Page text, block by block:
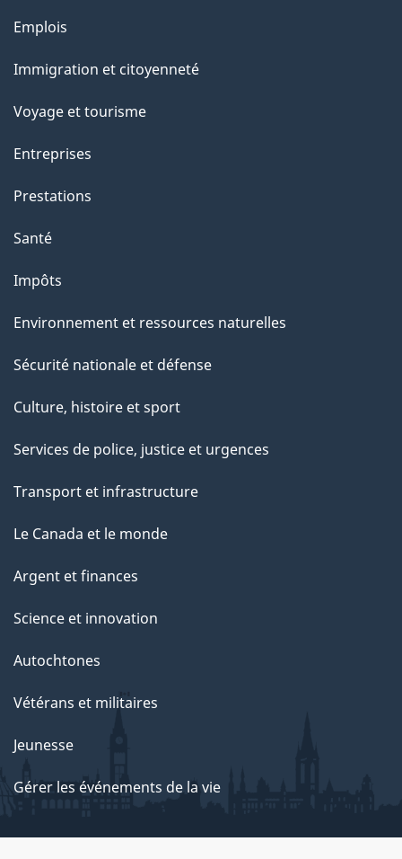
Thèmes
sujets
Emplois
Immigration et citoyenneté
Voyage et tourisme
Entreprises
Prestations
Santé
Impôts
Environnement et ressources naturelles
Sécurité nationale et défense
Culture, histoire et sport
Services de police, justice et urgences
Transport et infrastructure
Le Canada et le monde
Argent et finances
Science et innovation
Autochtones
Vétérans et militaires
Jeunesse
Gérer les événements de la vie